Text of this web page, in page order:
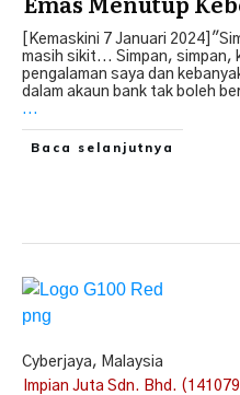
[Kemaskini 7 Januari
masih sikit... Simpan, simpan,
pengalaman saya dan
dalam akaun bank tak boleh
...
Baca selanjutnya
Cyberjaya, Malaysia
Impian Juta Sdn. Bhd.